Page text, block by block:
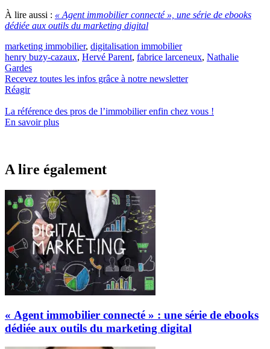
À lire aussi : « Agent immobilier connecté », une série de ebooks
dédiée aux outils du marketing digital
marketing immobilier, digitalisation immobilier
henry buzy-cazaux, Hervé Parent, fabrice larceneux, Nathalie
Gardes
Recevez toutes les infos grâce à notre newsletter
Réagir
La référence des pros de l’immobilierenfin chez vous !
En savoir plus
A lire également
« Agent immobilier connecté » : une série de ebooks
dédiée aux outils du marketing digital